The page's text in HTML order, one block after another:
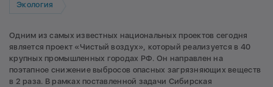
Экология
Одним из самых известных национальных проектов сегодня
является проект «Чистый воздух», который реализуется в 40
крупных промышленных городах РФ. Он направлен на
поэтапное снижение выбросов опасных загрязняющих веществ
в 2 раза. В рамках поставленной задачи Сибирская